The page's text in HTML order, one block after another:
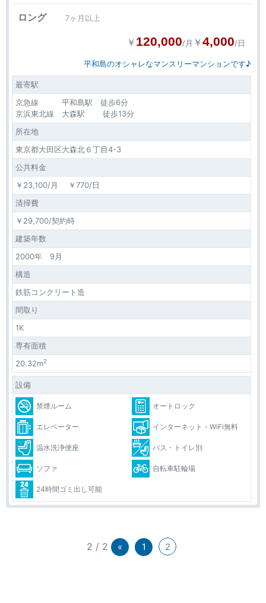
ロング 7ヶ月以上
￥ 120,000/月 ￥4,000/日
平和島のオシャレなマンスリーマンションです♪
最寄駅
京急線 平和島駅 徒歩6分
京浜東北線 大森駅 徒歩13分
所在地
東京都大田区大森北６丁目4-3
公共料金
￥23,100/月 ￥770/日
清掃費
￥29,700/契約時
建築年数
2000年 9月
構造
鉄筋コンクリート造
間取り
1K
専有面積
20.32m2
設備
禁煙ルーム オートロック
エレベーター インターネット・WiFi無料
温水洗浄便座 バス・トイレ別
ソファ 自転車駐輪場
24時間ゴミ出し可能
2 / 2 « 1 2